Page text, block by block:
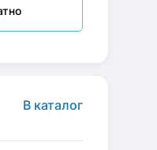
В каталог